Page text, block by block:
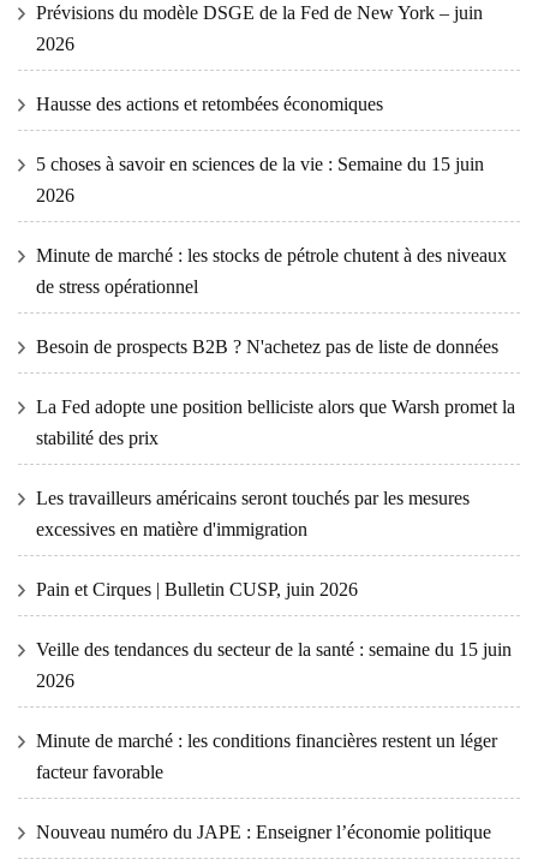
Prévisions du modèle DSGE de la Fed de New York – juin
2026
Hausse des actions et retombées économiques
5 choses à savoir en sciences de la vie : Semaine du 15 juin
2026
Minute de marché : les stocks de pétrole chutent à des niveaux
de stress opérationnel
Besoin de prospects B2B ? N'achetez pas de liste de données
La Fed adopte une position belliciste alors que Warsh promet la
stabilité des prix
Les travailleurs américains seront touchés par les mesures
excessives en matière d'immigration
Pain et Cirques | Bulletin CUSP, juin 2026
Veille des tendances du secteur de la santé : semaine du 15 juin
2026
Minute de marché : les conditions financières restent un léger
facteur favorable
Nouveau numéro du JAPE : Enseigner l’économie politique